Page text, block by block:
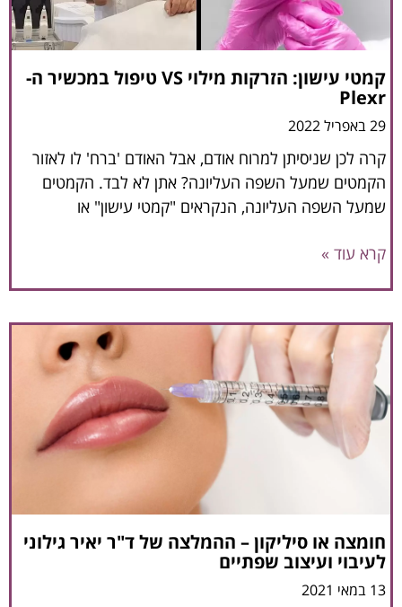
קמטי עישון: הזרקות מילוי VS טיפול במכשיר ה-
Plexr
29 באפריל 2022
קרה לכן שניסיתן למרוח אודם, אבל האודם 'ברח' לו לאזור
הקמטים שמעל השפה העליונה? אתן לא לבד. הקמטים
שמעל השפה העליונה, הנקראים "קמטי עישון" או
קרא עוד »
חומצה או סיליקון – ההמלצה של ד"ר יאיר גילוני
לעיבוי ועיצוב שפתיים
13 במאי 2021